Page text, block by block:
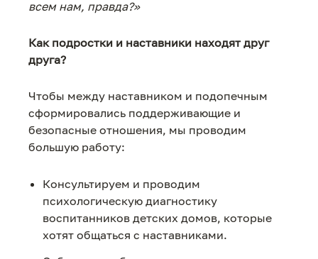
всем нам, правда?»
Как подростки и наставники находят друг
друга?
Чтобы между наставником и подопечным
сформировались поддерживающие и
безопасные отношения, мы проводим
большую работу:
Консультируем и проводим
психологическую диагностику
воспитанников детских домов, которые
хотят общаться с наставниками.